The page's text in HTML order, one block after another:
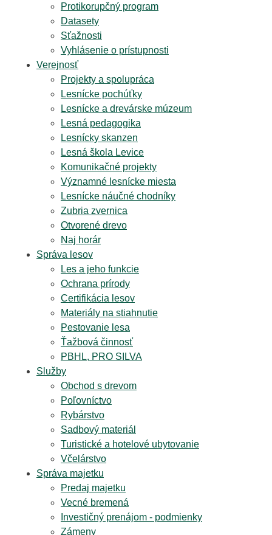
Protikorupčný program
Datasety
Sťažnosti
Vyhlásenie o prístupnosti
Verejnosť
Projekty a spolupráca
Lesnícke pochúťky
Lesnícke a drevárske múzeum
Lesná pedagogika
Lesnícky skanzen
Lesná škola Levice
Komunikačné projekty
Významné lesnícke miesta
Lesnícke náučné chodníky
Zubria zvernica
Otvorené drevo
Naj horár
Správa lesov
Les a jeho funkcie
Ochrana prírody
Certifikácia lesov
Materiály na stiahnutie
Pestovanie lesa
Ťažbová činnosť
PBHL, PRO SILVA
Služby
Obchod s drevom
Poľovníctvo
Rybárstvo
Sadbový materiál
Turistické a hotelové ubytovanie
Včelárstvo
Správa majetku
Predaj majetku
Vecné bremená
Investičný prenájom - podmienky
Zámeny